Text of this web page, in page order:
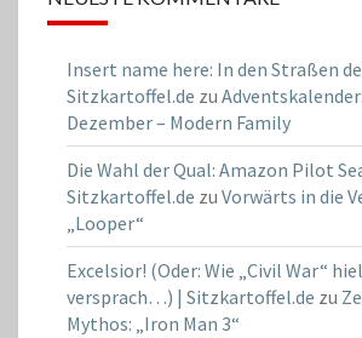
Insert name here: In den Straßen
Sitzkartoffel.de zu
Dezember – Modern Family
Die Wahl der Qual: Amazon Pilot
Sitzkartoffel.de zu Vorwärts in die
„Looper“
Excelsior! (Oder: Wie „Civil War“
versprach…) | Sitzkartoffel.de zu
Mythos: „Iron Man 3“